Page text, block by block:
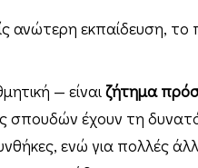
ανώτερη εκπαίδευση,
— είναιζήτημα
σπουδών έχουν τη
ενώ για πολλές